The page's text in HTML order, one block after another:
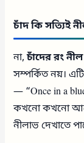
চাঁদ কি সত্যিই
না,চাঁদের রং
সম্পর্কিত নয়।
— “Once in a
কখনো কখনো
নীলাভ দেখাতে